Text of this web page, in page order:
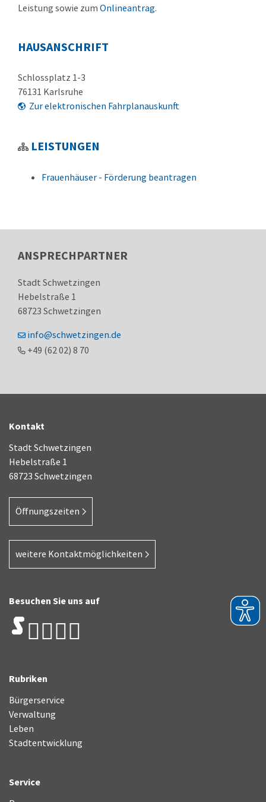
Leistung sowie zum Onlineantrag.
HAUSANSCHRIFT
Schlossplatz 1-3
76131 Karlsruhe
Zur elektronischen Fahrplanauskunft
LEISTUNGEN
Frauenhäuser - Förderung beantragen
ANSPRECHPARTNER
Stadt Schwetzingen
Hebelstraße 1
68723 Schwetzingen
info@schwetzingen.de
+49 (62 02) 8 70
Kontakt
Stadt Schwetzingen
Hebelstraße 1
68723 Schwetzingen
Öffnungszeiten
weitere Kontaktmöglichkeiten
Besuchen Sie uns auf
Rubriken
Bürgerservice
Verwaltung
Leben
Stadtentwicklung
Service